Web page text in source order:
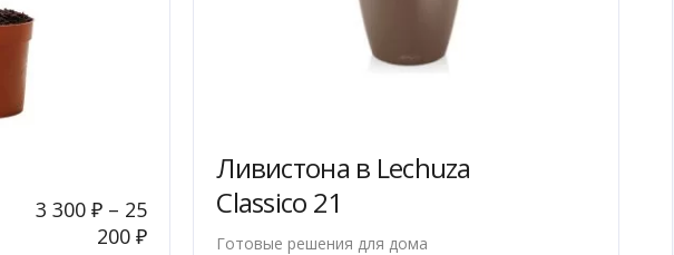
3 300₽ – 25
200₽
Ливистона в Lechuza
Classico 21
Готовые решения для дома